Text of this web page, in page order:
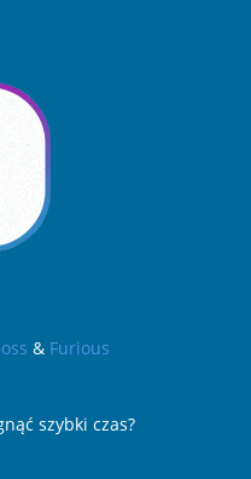
& Furious
szybki czas?